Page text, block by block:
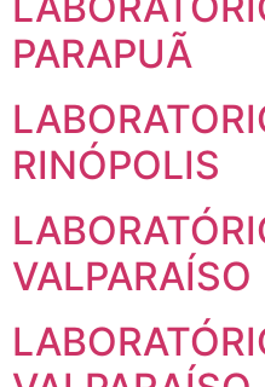
PARAPUÃ
RINÓPOLIS
VALPARAÍSO